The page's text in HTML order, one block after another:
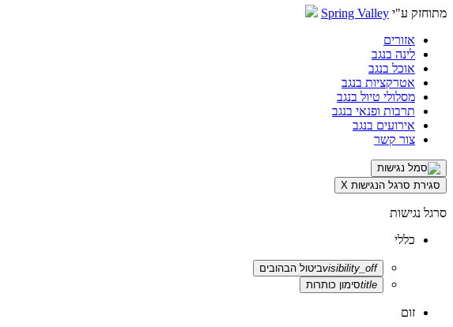
מתוחזק ע"י Spring Valley
אזורים
לינה בנגב
אוכל בנגב
אטרקציות בנגב
מסלולי טיול בנגב
תרבות ופנאי בנגב
אירועים בנגב
צור קשר
סגירת סרגל הנגישות X
סרגל נגישות
כללי
visibility_offביטול הבהובים
titleסימון כותרות
זום